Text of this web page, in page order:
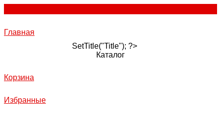
Главная
SetTitle("Title"); ?>
Каталог
Корзина
Избранные